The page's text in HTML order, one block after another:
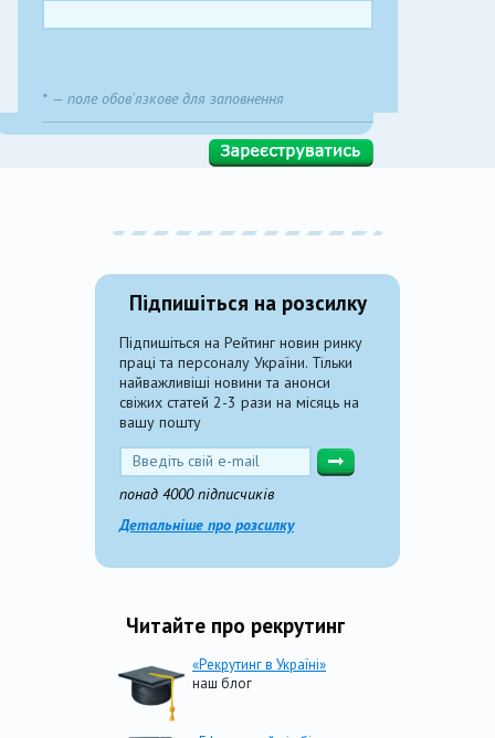
* — поле обов'язкове для заповнення
Підпишіться на розсилку
Підпишіться на Рейтинг новин ринку
праці та персоналу України. Тільки
найважливіші новини та анонси
свіжих статей 2-3 рази на місяць на
вашу пошту
понад 4000 підписчиків
Детальніше про розсилку
Читайте про рекрутинг
«Рекрутинг в Україні»
наш блог